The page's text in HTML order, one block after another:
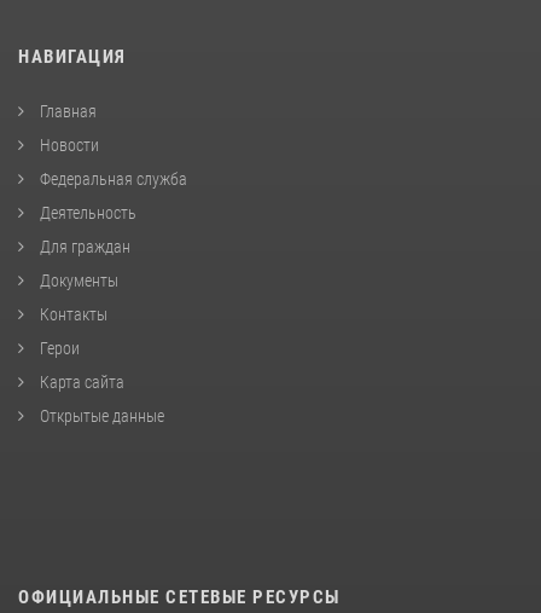
НАВИГАЦИЯ
Главная
Новости
Федеральная служба
Деятельность
Для граждан
Документы
Контакты
Герои
Карта сайта
Открытые данные
ОФИЦИАЛЬНЫЕ СЕТЕВЫЕ РЕСУРСЫ